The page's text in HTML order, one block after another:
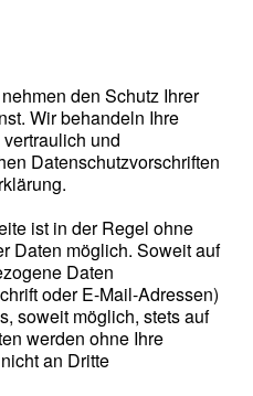
den Schutz Ihrer
Wir behandeln Ihre
und
Datenschutzvorschriften
ist in der Regel ohne
Daten möglich. Soweit auf
Daten
oder E-Mail-Adressen)
soweit möglich, stets auf
werden ohne Ihre
an Dritte